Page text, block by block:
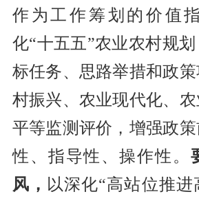
作为工作筹划的价值
化“十五五”农业农村规划
标任务、思路举措和政
村振兴、农业现代化、
平等监测评价，增强政
性、指导性、操作性。
风， 以深化“高站位推进